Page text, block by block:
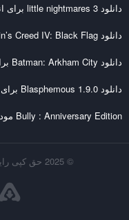
دانلود little nightmares 3 برای اندروید
دانلود Assassin’s Creed IV: Black Flag برای اندروید
دانلود Batman: Arkham City برای اندروید
دانلود Blasphemous 1.9.0 برای اندروید
Bully : Anniversary Edition مود | دانلود بازی بولی + نسخه مود شده اندروید
© 2025 حق کپی رایت محفوظ است -